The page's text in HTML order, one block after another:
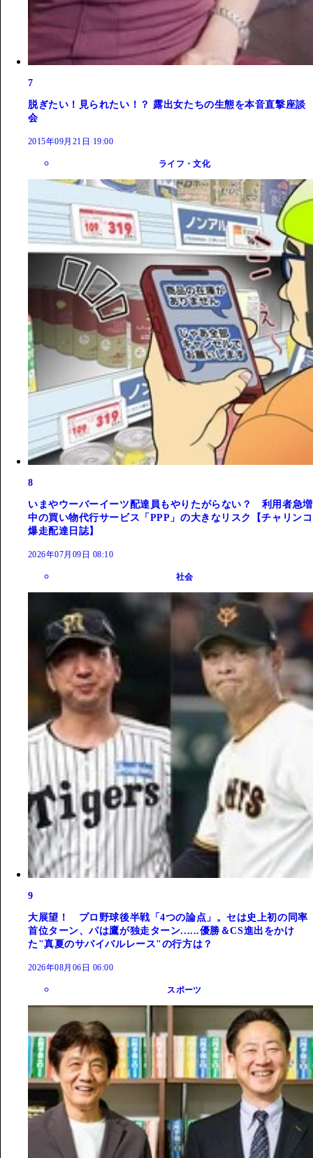
7
脱ぎたい！見られたい！？ 露出女たちの生態を本音直撃座談
会
2015年09月21日 19:00
ライフ・文化
8
いまやウーバーイーツ配達員もやりたがらない？ 利用者急増
中の買い物代行サービス「PPP」の大きなリスク【チャリンコ
爆走配達日誌】
2026年07月09日 08:10
社会
9
大展望！ プロ野球後半戦「4つの論点」。セは史上初の同率
首位ターン、パは鷹が独走ターン......優勝＆CS進出をかけ
た"真夏のサバイバルレース"の行方は？
2026年08月06日 06:00
スポーツ